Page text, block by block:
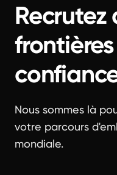
Nous sommes là
votre parcours
mondiale.